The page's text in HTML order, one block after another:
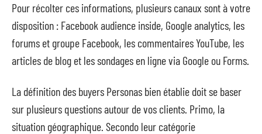
Pour récolter ces informations, plusieurs canaux sont à votre
disposition : Facebook audience inside, Google analytics, les
forums et groupe Facebook, les commentaires YouTube, les
articles de blog et les sondages en ligne via Google ou Forms.
La définition des buyers Personas bien établie doit se baser
sur plusieurs questions autour de vos clients. Primo, la
situation géographique. Secondo leur catégorie